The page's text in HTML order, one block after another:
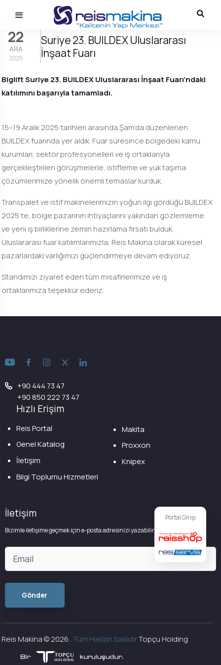
22
ARA
2025
Suriye 23. BUILDEX Uluslararası
İnşaat Fuarı
Biglift Suriye 23. BUILDEX Uluslararası İnşaat Fuarı’ndaki
katılımını başarıyla tamamladı.
15–19 Aralık 2025 tarihleri arasında Şam’da düzenlenen
BUILDEX fuarında yer aldık. Fuar süresince bölgedeki kamu
kurumları, sektör profesyonelleri ve iş ortaklarıyla
gerçekleştirilen görüşmelerle, istifleme ve yük taşıma
çözümlerimize yönelik önemli temaslar kurduk.
Transpalet ve istif makinelerimizin yoğun ilgi gördüğü BUILDEX
2025’te, bölge pazarının ihtiyaçlarını yakından gözlemleme
ve yeni iş birliklerine zemin hazırlama fırsatı bulduk.
Uluslararası fuar katılımlarımızla, Reis Makina olarak küresel
pazarlardaki varlığımızı güçlendirmeye devam ediyoruz.
Standımızı ziyaret eden tüm misafirlerimize ve iş
ortaklarımıza teşekkür ederiz.
Portal Girişi
+90 444 73 47
+90 850 222 73 47
Hızlı Erişim
Reis Portal
Genel Katalog
İletişim
Bilgi Toplumu Hizmetleri
Makita
Proxxon
Knipex
İletişim
Bizimle iletişime geçmek için e-posta adresinizi yazabilirsiniz
Reis Makina ©2026 .Tüm Hakları SaklıdırTopçu Holding